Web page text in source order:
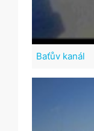
Baťův kanál